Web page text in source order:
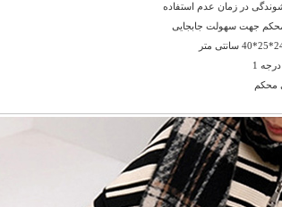
در زمان عدم استفاده
جهت سهولت جابجایی
1
محکم